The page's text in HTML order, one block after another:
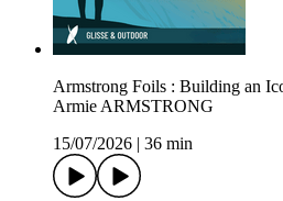
Armstrong Foils : Building an
Armie ARMSTRONG
15/07/2026
36 min